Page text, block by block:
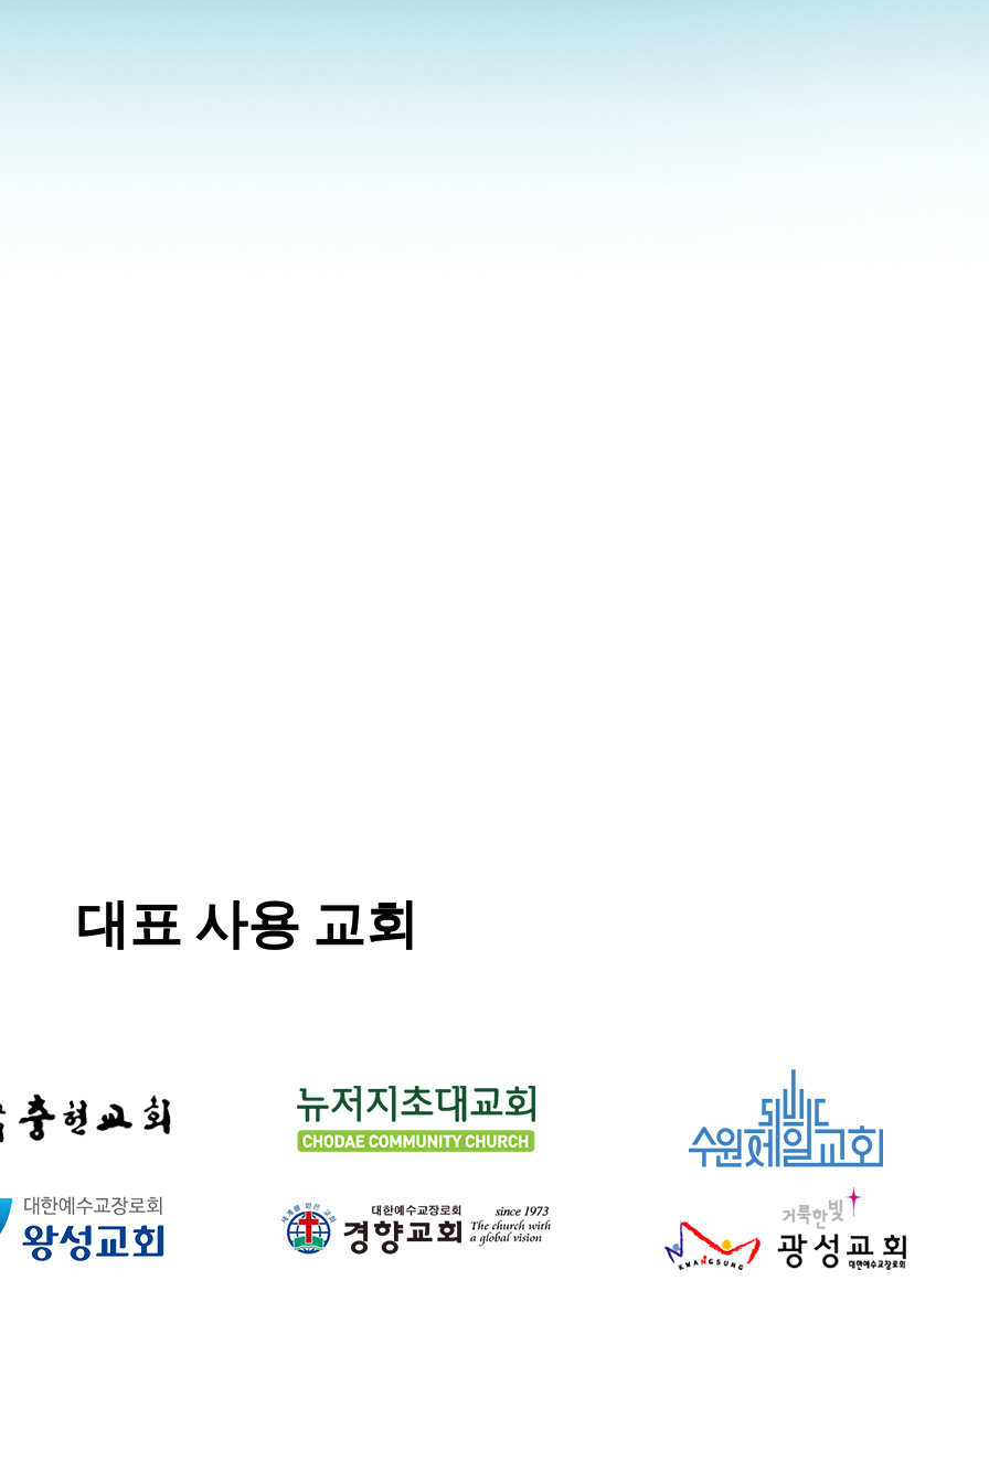
대표 사용 교회